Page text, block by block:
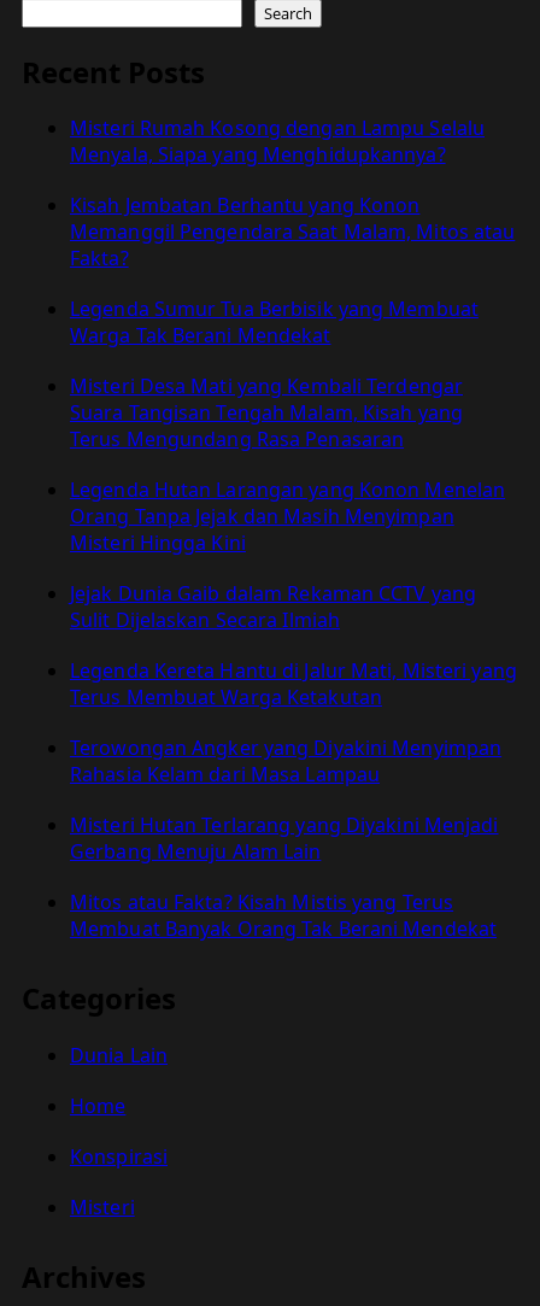
Penampakan
Hantu
Penunggang
Tanpa
Kepala
di
Meksiko
Terekam
CCTV
Tahun
2025
Search
Recent Posts
Misteri Rumah Kosong dengan Lampu Selalu
Menyala, Siapa yang Menghidupkannya?
Kisah Jembatan Berhantu yang Konon
Memanggil Pengendara Saat Malam, Mitos atau
Fakta?
Legenda Sumur Tua Berbisik yang Membuat
Warga Tak Berani Mendekat
Misteri Desa Mati yang Kembali Terdengar
Suara Tangisan Tengah Malam, Kisah yang
Terus Mengundang Rasa Penasaran
Legenda Hutan Larangan yang Konon Menelan
Orang Tanpa Jejak dan Masih Menyimpan
Misteri Hingga Kini
Jejak Dunia Gaib dalam Rekaman CCTV yang
Sulit Dijelaskan Secara Ilmiah
Legenda Kereta Hantu di Jalur Mati, Misteri yang
Terus Membuat Warga Ketakutan
Terowongan Angker yang Diyakini Menyimpan
Rahasia Kelam dari Masa Lampau
Misteri Hutan Terlarang yang Diyakini Menjadi
Gerbang Menuju Alam Lain
Mitos atau Fakta? Kisah Mistis yang Terus
Membuat Banyak Orang Tak Berani Mendekat
Categories
Dunia Lain
Home
Konspirasi
Misteri
Archives